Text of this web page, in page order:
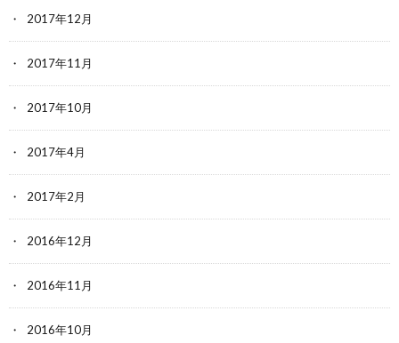
2017年12月
2017年11月
2017年10月
2017年4月
2017年2月
2016年12月
2016年11月
2016年10月